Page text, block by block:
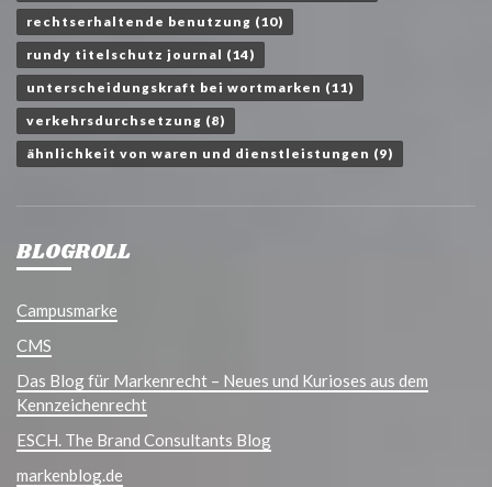
rechtserhaltende benutzung (10)
rundy titelschutz journal (14)
unterscheidungskraft bei wortmarken (11)
verkehrsdurchsetzung (8)
ähnlichkeit von waren und dienstleistungen (9)
BLOGROLL
Campusmarke
CMS
Das Blog für Markenrecht – Neues und Kurioses aus dem
Kennzeichenrecht
ESCH. The Brand Consultants Blog
markenblog.de